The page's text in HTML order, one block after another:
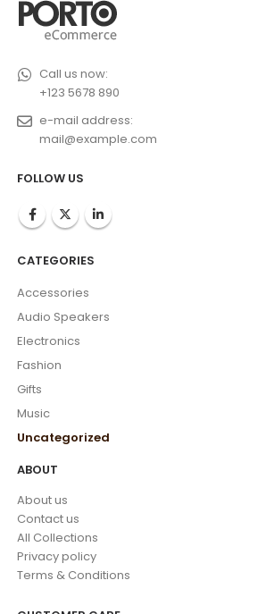
Call us now:
+123 5678 890
e-mail address:
mail@example.com
FOLLOW US
CATEGORIES
Accessories
Audio Speakers
Electronics
Fashion
Gifts
Music
Uncategorized
ABOUT
About us
Contact us
All Collections
Privacy policy
Terms & Conditions